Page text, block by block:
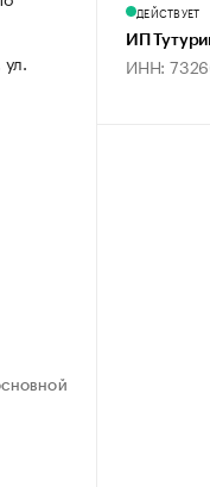
ДЕЙСТВУЕТ
ИП
ИНН: